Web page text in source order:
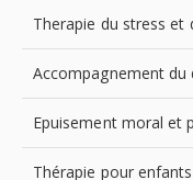
Therapie du stress et
Accompagnement du
Epuisement moral et
Thérapie pour